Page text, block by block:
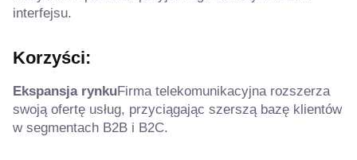
interfejsu.
Korzyści:
Ekspansja rynkuFirma telekomunikacyjna rozszerza
swoją ofertę usług, przyciągając szerszą bazę klientów
w segmentach B2B i B2C.